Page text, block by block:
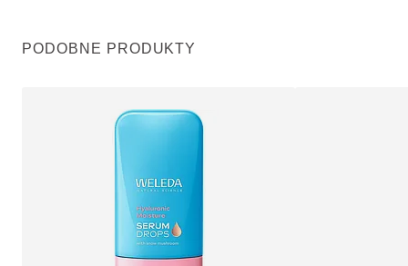
PODOBNE PRODUKTY